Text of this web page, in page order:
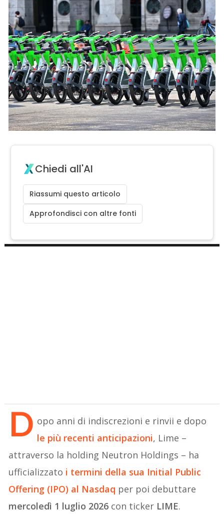
Chiedi all'AI
Riassumi questo articolo
Approfondisci con altre fonti
D opo anni di indiscrezioni e rinvii e dopo
le più recenti anticipazioni, Lime –
attraverso la holding Neutron Holdings – ha
ufficializzato i termini della sua Initial Public
Offering (IPO) al Nasdaq per poi debuttare
mercoledì 1 luglio 2026 con ticker LIME.